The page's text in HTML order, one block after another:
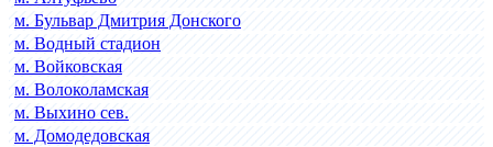
м. Бульвар Дмитрия Донского
м. Водный стадион
м. Войковская
м. Волоколамская
м. Выхино сев.
м. Домодедовская